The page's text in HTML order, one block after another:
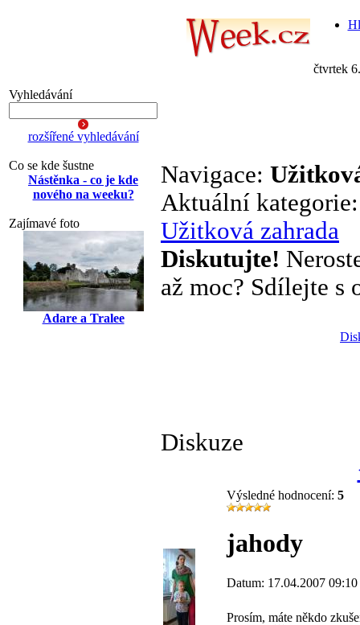
čtvrtek
Vyhledávání
rozšířené vyhledávání
Co se kde šustne
Nástěnka - co je kde
nového na weeku?
Zajímavé foto
Adare a Tralee
Navigace:
Aktuální
Užitková zahrada
Diskutujte!
až moc? Sdílejte s
Diskuze
Výsledné hodnocení: 5
jahody
Datum: 17.04.2007 09:10
Prosím, máte někdo